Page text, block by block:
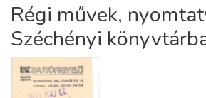
About us
Régi művek,
Széchényi